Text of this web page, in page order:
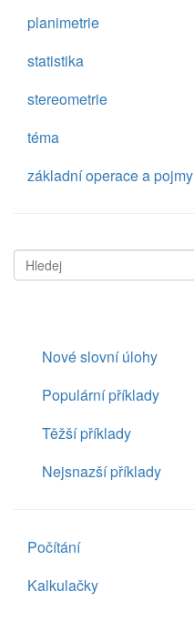
planimetrie
statistika
stereometrie
téma
základní operace a pojmy
Nové slovní úlohy
Populární příklady
Těžší příklady
Nejsnazší příklady
Počítání
Kalkulačky